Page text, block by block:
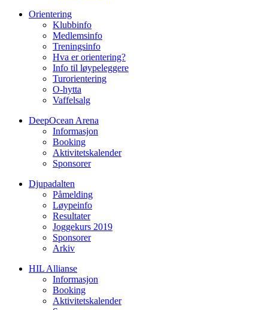
Orientering
Klubbinfo
Medlemsinfo
Treningsinfo
Hva er orientering?
Info til løypeleggere
Turorientering
O-hytta
Vaffelsalg
DeepOcean Arena
Informasjon
Booking
Aktivitetskalender
Sponsorer
Djupadalten
Påmelding
Løypeinfo
Resultater
Joggekurs 2019
Sponsorer
Arkiv
HIL Allianse
Informasjon
Booking
Aktivitetskalender